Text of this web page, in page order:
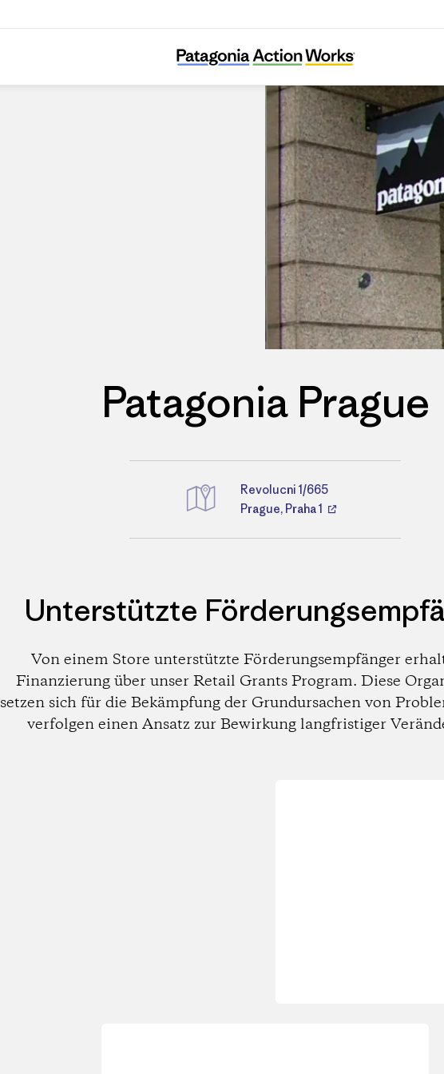
Patagonia Prague
Patagonia Prague
Wegbeschreibungen
Revolucni 1/665
Prague, Praha 1
Unterstützte
Von einem Store unterstützte Förderungsempfänger
Finanzierung über unser Retail Grants Program. Diese
setzen sich für die Bekämpfung der Grundursachen von
verfolgen einen Ansatz zur Bewirkung langfristiger